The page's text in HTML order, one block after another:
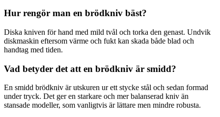
Hur rengör man en brödkniv bäst?
Diska kniven för hand med mild tvål och torka den genast. Undvik
diskmaskin eftersom värme och fukt kan skada både blad och
handtag med tiden.
Vad betyder det att en brödkniv är smidd?
En smidd brödkniv är utskuren ur ett stycke stål och sedan formad
under tryck. Det ger en starkare och mer balanserad kniv än
stansade modeller, som vanligtvis är lättare men mindre robusta.